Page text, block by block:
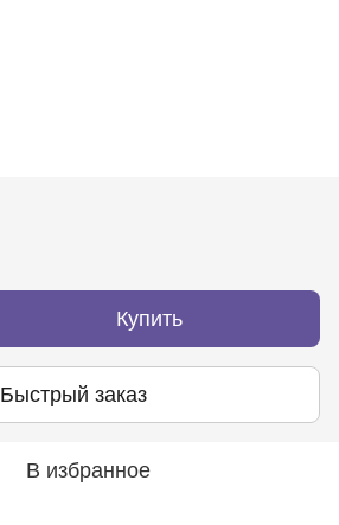
Купить
Быстрый заказ
В избранное